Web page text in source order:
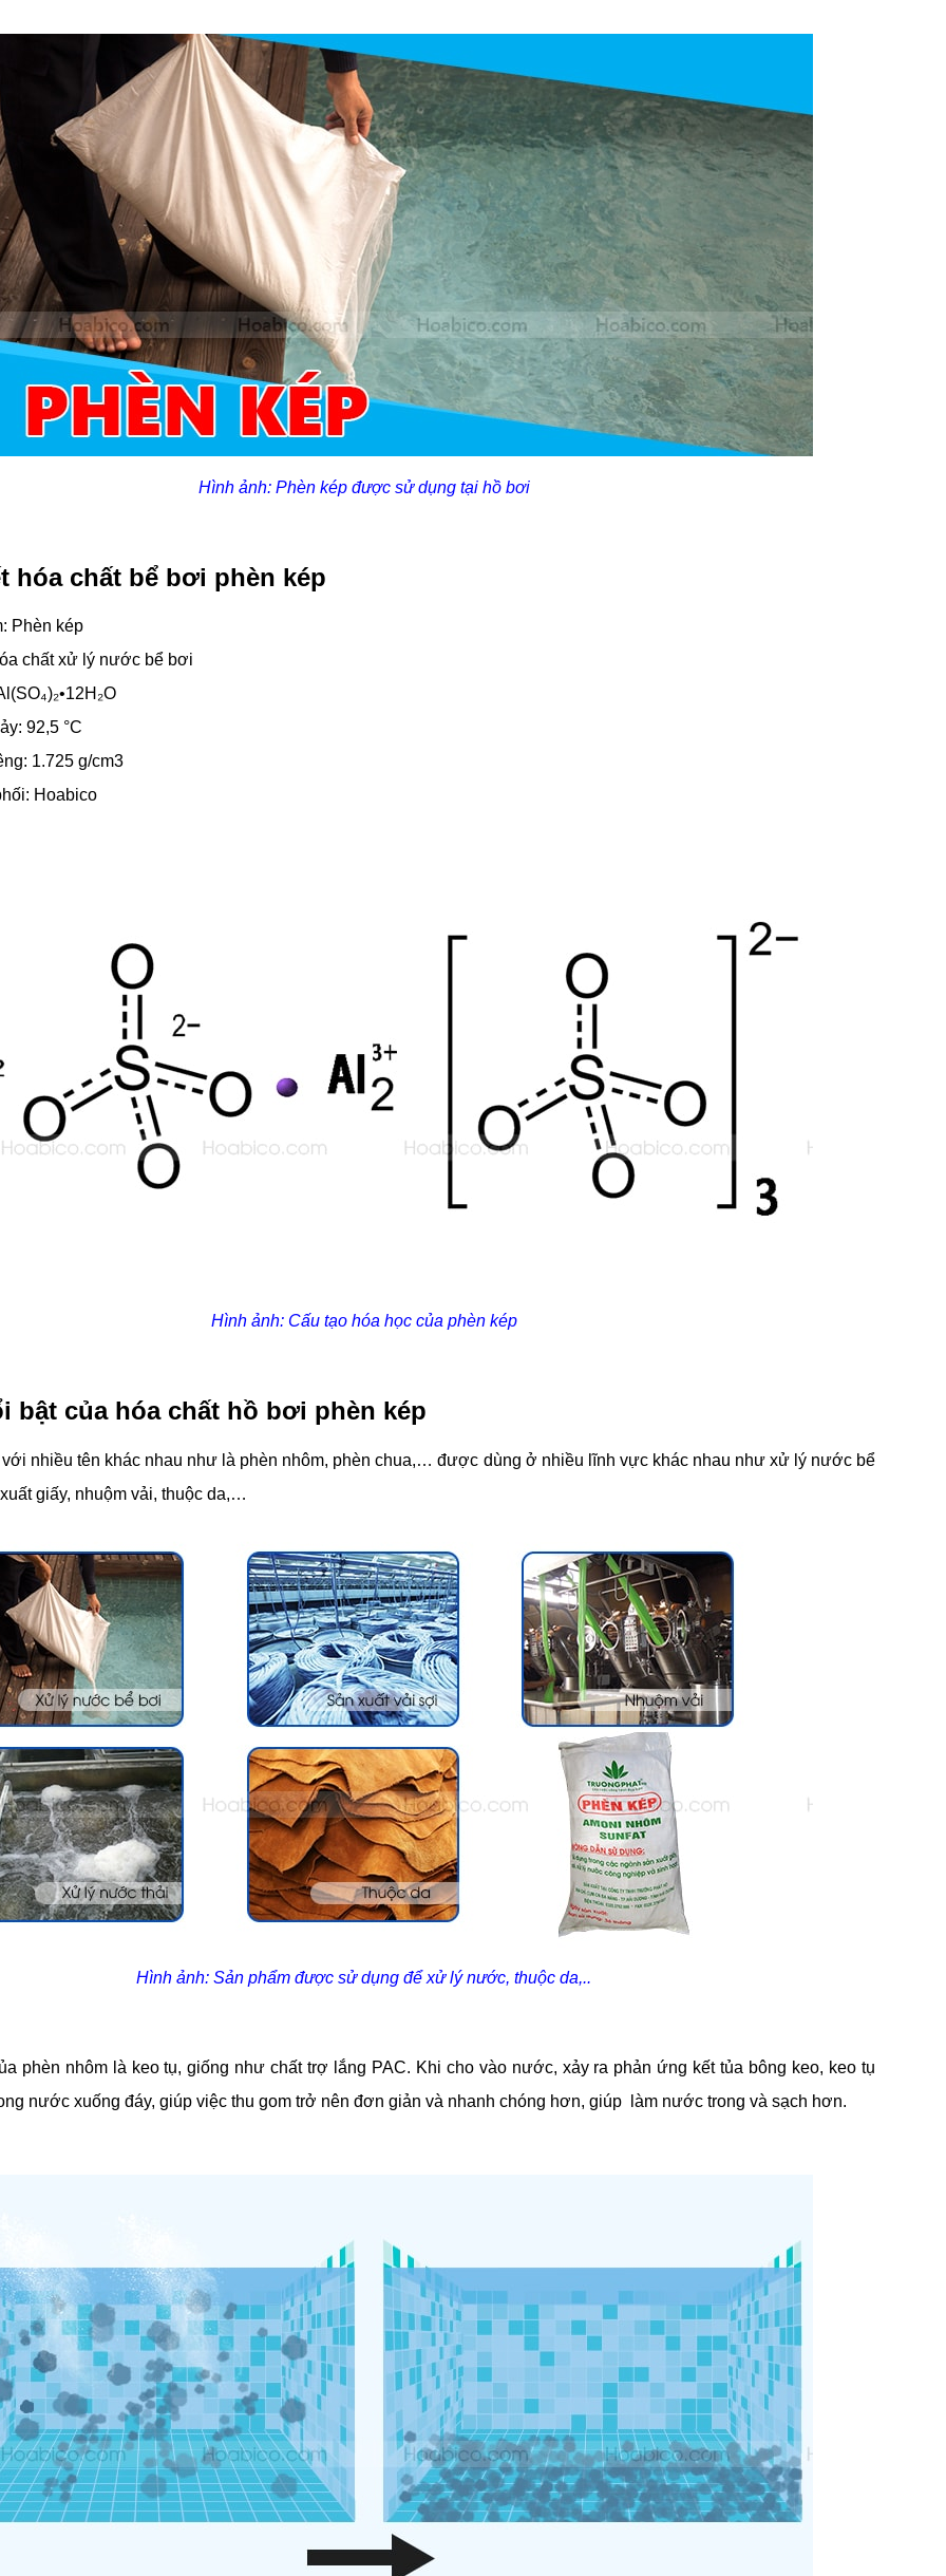
Hình ảnh: Phèn kép được sử dụng tại hồ bơi
hóa chất bể bơi phèn kép
Phèn kép
chất xử lý nước bể bơi
92,5 °C
1.725 g/cm3
Hoabico
Hình ảnh: Cấu tạo hóa học của phèn kép
bật của hóa chất hồ bơi phèn kép
nhiều tên khác nhau như là phèn nhôm, phèn chua,… được dùng ở nhiều lĩnh vực khác nhau như xử lý nước bể
giấy, nhuộm vải, thuộc da,…
Hình ảnh: Sản phẩm được sử dụng để xử lý nước, thuộc da,..
phèn nhôm là keo tụ, giống như chất trợ lắng PAC. Khi cho vào nước, xảy ra phản ứng kết tủa bông keo, keo tụ
nước xuống đáy, giúp việc thu gom trở nên đơn giản và nhanh chóng hơn, giúp làm nước trong và sạch hơn.